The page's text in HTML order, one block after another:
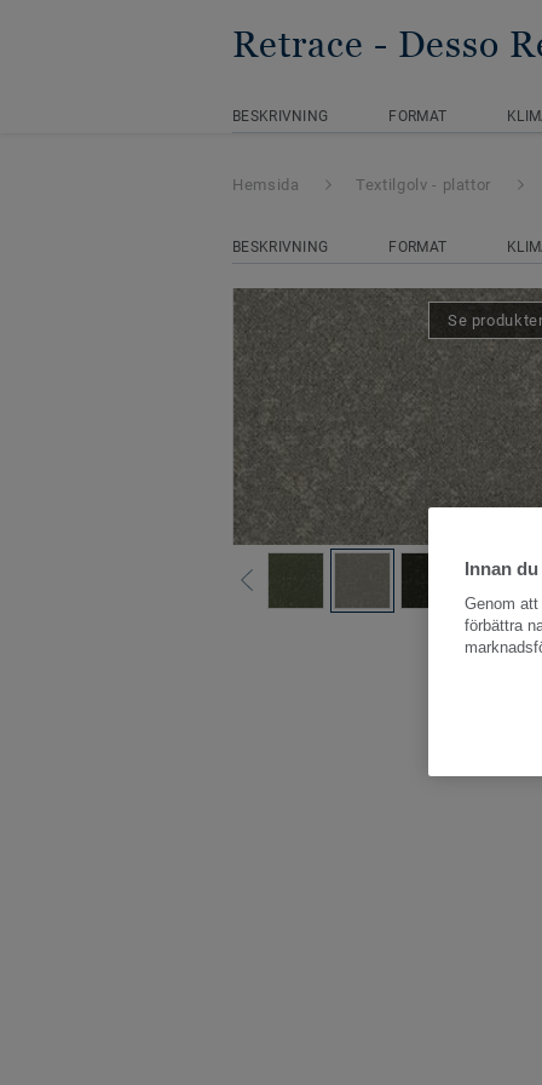
Retrace - Desso
BESKRIVNING FORMAT
Hemsida Textilgolv - plattor
BESKRIVNING FORMAT
Se
Hela
Innan
Genom
förbättra